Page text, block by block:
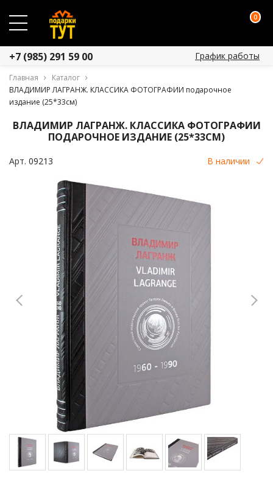
0
+7 (985) 291 59 00 График работы
Главная
Каталог
ВЛАДИМИР ЛАГРАНЖ. КЛАССИКА ФОТОГРАФИИ подарочное
издание (25*33см)
ВЛАДИМИР ЛАГРАНЖ. КЛАССИКА ФОТОГРАФИИ
ПОДАРОЧНОЕ ИЗДАНИЕ (25*33СМ)
Арт. 09213 В наличии